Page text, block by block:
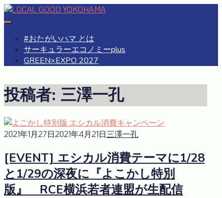
Skip
to
#おたがいハマ とは
サーキュラーエコノミーplus
GREEN×EXPO 2027
投稿者: 三澤一孔
2021年1月27日2021年4月21日三澤一孔
[EVENT] エシカル消費テーマに1/28
と1/29の深夜に『よこかし特別
版』 RCE横浜若者連盟が生配信